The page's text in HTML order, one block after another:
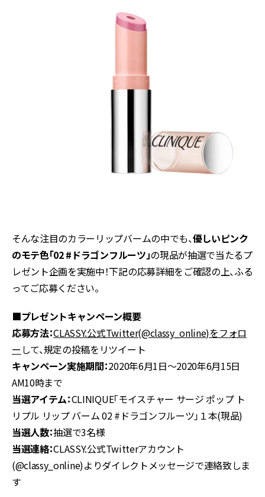
そんな注目のカラーリップバームの中でも、優しいピンク
のモテ色「02 #ドラゴンフルーツ」の現品が抽選で当たるプ
レゼント企画を実施中！下記の応募詳細をご確認の上、ふる
ってご応募ください。
■プレゼントキャンペーン概要
応募方法：CLASSY.公式Twitter(@classy_online)をフォロ
ー して、規定の投稿をリツイート
キャンペーン実施期間：2020年6月1日〜2020年6月15日
AM10時まで
当選アイテム：CLINIQUE「モイスチャー サージ ポップ ト
リプル リップ バーム 02 #ドラゴンフルーツ」１本(現品)
当選人数：抽選で3名様
当選連絡：CLASSY.公式Twitterアカウント
(@classy_online)よりダイレクトメッセージで連絡致しま
す